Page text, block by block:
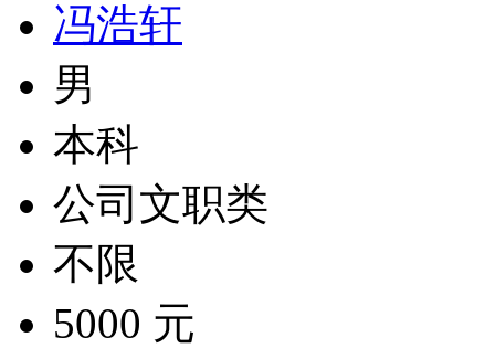
冯浩轩
男
本科
公司文职类
不限
5000 元